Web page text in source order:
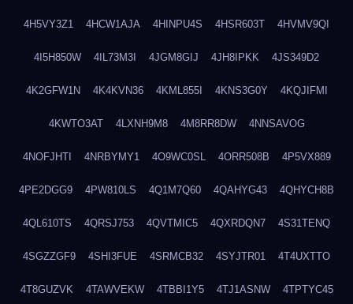
4H5VY3Z1 4HCW1AJA 4HINPU4S 4HSR603T 4HVMV9QI
4I5H850W 4IL73M3I 4JGM8GIJ 4JH8IPKK 4JS349D2
4K2GFW1N 4K4KVN36 4KML855I 4KNS3G0Y 4KQJIFMI
4KWTO3AT 4LXNH9M8 4M8RR8DW 4NNSAVOG
4NOFJHTI 4NRBYMY1 4O9WC0SL 4ORR508B 4P5VX889
4PE2DGG9 4PW810LS 4Q1M7Q60 4QAHYG43 4QHYCH8B
4QL610TS 4QRSJ753 4QVTMIC5 4QXRDQN7 4S31TENQ
4SGZZGF9 4SHI3FUE 4SRMCB32 4SYJTR01 4T4UXTTO
4T8GUZVK 4TAWVEKW 4TBBI1Y5 4TJ1ASNW 4TPTYC45